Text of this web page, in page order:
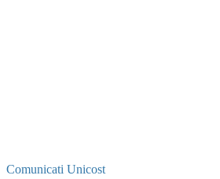
Comunicati Unicost